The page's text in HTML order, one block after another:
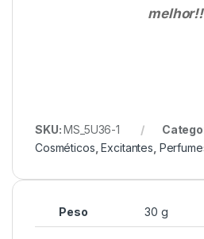
SKU:MS_5U36-1
Cosméticos ,Excitantes
Peso 30 g